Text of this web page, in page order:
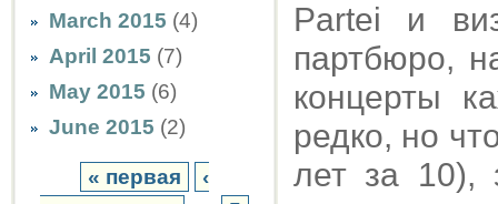
March 2015 (4)
April 2015 (7)
May 2015 (6)
June 2015 (2)
« первая
‹
Partei и
партбюро,
концерты
редко, но
лет за 10),